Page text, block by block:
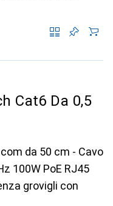
Cat6 Da 0,5
da 50 cm - Cavo
100W PoE RJ45
grovigli con